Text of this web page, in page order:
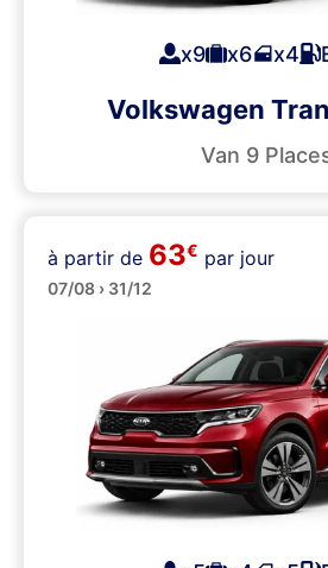
x9 x6 x4
Volkswagen
Van 9
SUVs
à partir de 63€ par jour
07/08 › 31/12